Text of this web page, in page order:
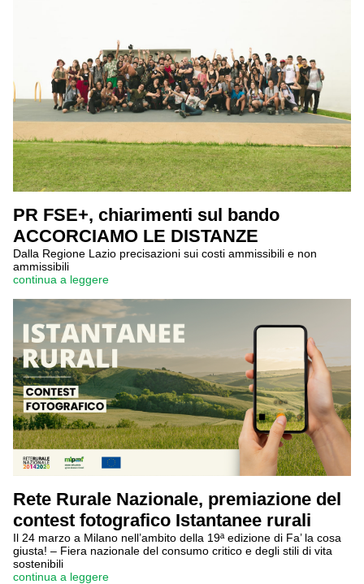
PR FSE+, chiarimenti sul bando
ACCORCIAMO LE DISTANZE
Dalla Regione Lazio precisazioni sui costi ammissibili e non
ammissibili
continua a leggere
Rete Rurale Nazionale, premiazione del
contest fotografico Istantanee rurali
Il 24 marzo a Milano nell’ambito della 19ª edizione di Fa’ la cosa
giusta! – Fiera nazionale del consumo critico e degli stili di vita
sostenibili
continua a leggere